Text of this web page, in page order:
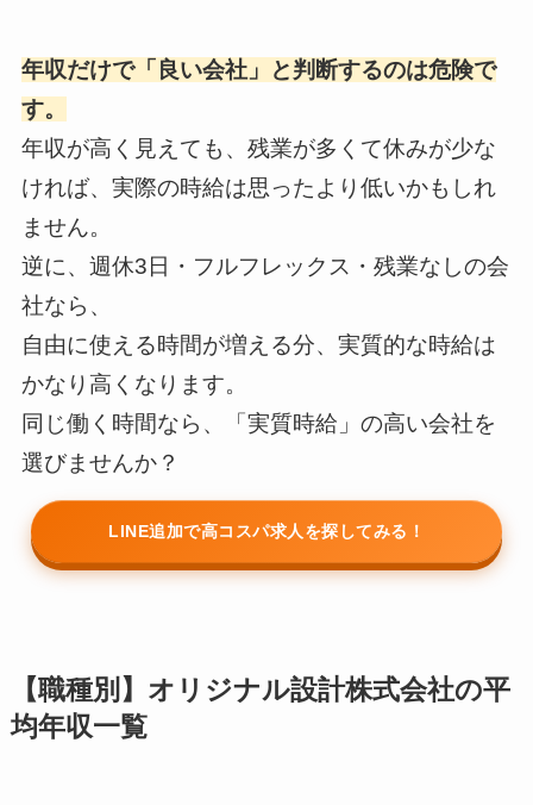
年収だけで「良い会社」と判断するのは危険で
す。
年収が高く見えても、残業が多くて休みが少な
ければ、実際の時給は思ったより低いかもしれ
ません。
逆に、週休3日・フルフレックス・残業なしの会
社なら、
自由に使える時間が増える分、実質的な時給は
かなり高くなります。
同じ働く時間なら、「実質時給」の高い会社を
選びませんか？
LINE追加で高コスパ求人を探してみる！
【職種別】オリジナル設計株式会社の平
均年収一覧